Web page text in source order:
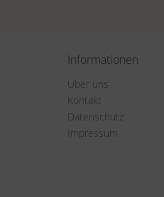
Informationen
Über uns
Kontakt
Datenschutz
Impressum